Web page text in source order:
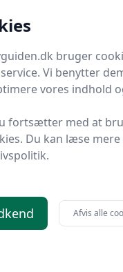
One Pro 25 S
med
wi-fi, hvid
Bedste pris
kr. Til
-200 kr.
bruger
Vi benytter
vores indhold
fortsætter med at
Du kan læse
Afvis alle